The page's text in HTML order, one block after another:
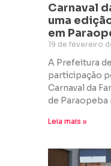
Carnaval
uma
em
19 de fevereiro
A Prefeitura
participação
Carnaval da
de Paraopeba
Leia mais »